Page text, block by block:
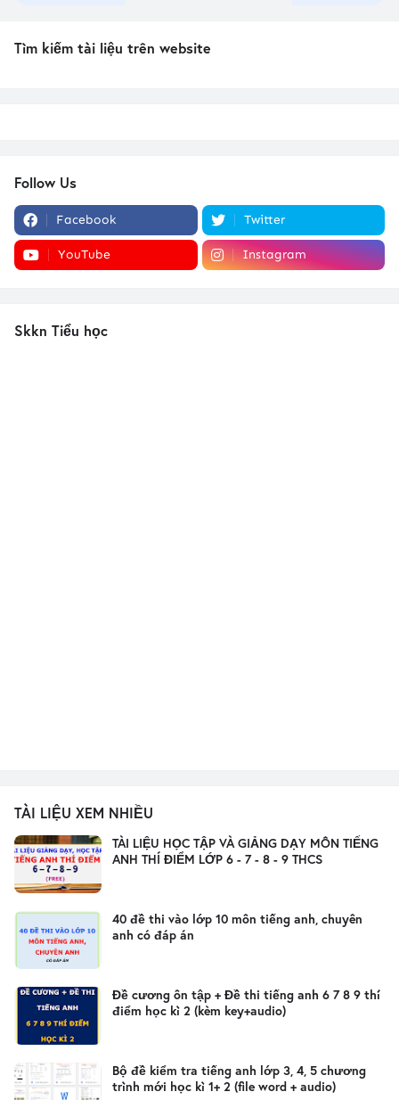
Tìm kiếm tài liệu trên website
Follow Us
Facebook Twitter
YouTube Instagram
Skkn Tiểu học
TÀI LIỆU XEM NHIỀU
TÀI LIỆU HỌC TẬP VÀ GIẢNG DẠY MÔN TIẾNG
ANH THÍ ĐIỂM LỚP 6 - 7 - 8 - 9 THCS
40 đề thi vào lớp 10 môn tiếng anh, chuyên
anh có đáp án
Đề cương ôn tập + Đề thi tiếng anh 6 7 8 9 thí
điểm học kì 2 (kèm key+audio)
Bộ đề kiểm tra tiếng anh lớp 3, 4, 5 chương
trình mới học kì 1+ 2 (file word + audio)